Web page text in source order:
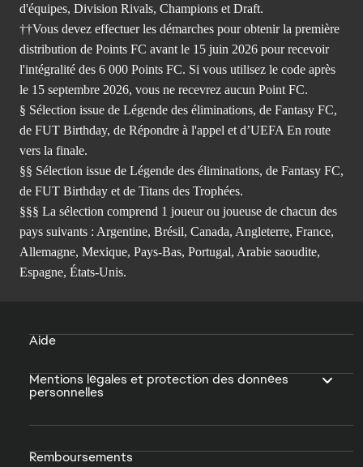
d'équipes, Division Rivals, Champions et Draft.
††Vous devez effectuer les démarches pour obtenir la première
distribution de Points FC avant le 15 juin 2026 pour recevoir
l'intégralité des 6 000 Points FC. Si vous utilisez le code après
le 15 septembre 2026, vous ne recevrez aucun Point FC.
§ Sélection issue de Légende des éliminations, de Fantasy FC,
de FUT Birthday, de Répondre à l'appel et d’UEFA En route
vers la finale.
§§ Sélection issue de Légende des éliminations, de Fantasy FC,
de FUT Birthday et de Titans des Trophées.
§§§ La sélection comprend 1 joueur ou joueuse de chacun des
pays suivants : Argentine, Brésil, Canada, Angleterre, France,
Allemagne, Mexique, Pays-Bas, Portugal, Arabie saoudite,
Espagne, États-Unis.
Aide
Mentions légales et protection des données
personnelles
Remboursements